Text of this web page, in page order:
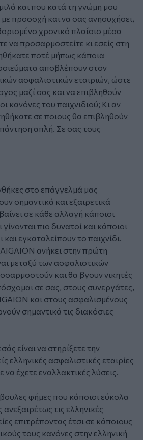
και που κατά τη γνώμη μου
με προσοχή και να σας ανησυχήσει,
χρονικό πλαίσιο μέσα
να προσαρμοστείτε κι εσείς στη
ποτέ μήπως κάποια
αποβλέπουν στον
ασφαλιστικών εταιριών, ώστε
μαζί σας και να επιβληθούν
κανόνες του παιχνιδιού; Κι αν
σε ποιους θα επιβληθούν
απλή. Σε σας τους
στο επάγγελμά μας
σημαντικά και εξαιρετικά
σε κάθε αλλαγή κάποιοι
πιο δυνατοί και κάποιοι
εγκαταλείπουν το παιχνίδι.
ανήκει στην πρώτη
μεταξύ των ασφαλιστικών
και θα βγουν νικητές
σε σας, στους συνεργάτες,
και στους ασφαλισμένους
σημαντικά τις διακόσιες
είναι να στηρίξετε την
ελληνικές ασφαλιστικές εταιρίες
να έχετε εναλλακτικές λύσεις.
φήμες που κάποιοι εύκολα
τις ελληνικές
επιτρέποντας έτσι σε κάποιους
τους κανόνες στην ελληνική